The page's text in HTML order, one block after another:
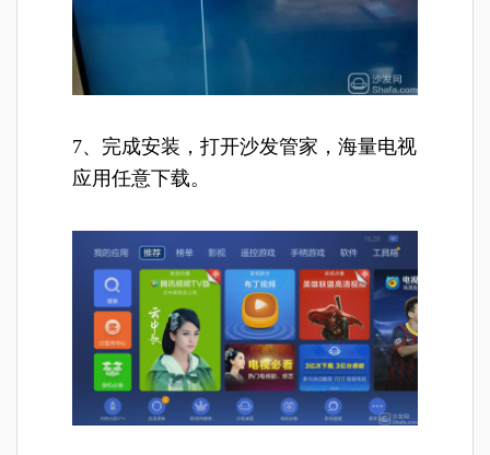
7、完成安装，打开沙发管家，海量电视
应用任意下载。